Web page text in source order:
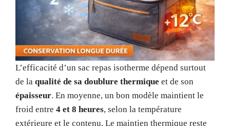
L’efficacité d’un sac repas isotherme dépend surtout
de la qualité de sa doublure thermique et de son
épaisseur. En moyenne, un bon modèle maintient le
froid entre 4 et 8 heures, selon la température
extérieure et le contenu. Le maintien thermique reste